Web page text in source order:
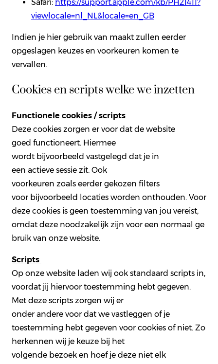
Safari: https://support.apple.com/kb/PH21411?
viewlocale=nl_NL&locale=en_GB
Indien je hier gebruik van maakt zullen eerder
opgeslagen keuzes en voorkeuren komen te
vervallen.
Cookies en scripts welke we inzetten
Functionele cookies / scripts
Deze cookies zorgen er voor dat de website
goed functioneert. Hiermee
wordt bijvoorbeeld vastgelegd dat je in
een actieve sessie zit. Ook
voorkeuren zoals eerder gekozen filters
voor bijvoorbeeld locaties worden onthouden. Voor
deze cookies is geen toestemming van jou vereist,
omdat deze noodzakelijk zijn voor een normaal ge
bruik van onze website.
Scripts
Op onze website laden wij ook standaard scripts in,
voordat jij hiervoor toestemming hebt gegeven.
Met deze scripts zorgen wij er
onder andere voor dat we vastleggen of je
toestemming hebt gegeven voor cookies of niet. Zo
herkennen wij je keuze bij het
volgende bezoek en hoef je deze niet elk